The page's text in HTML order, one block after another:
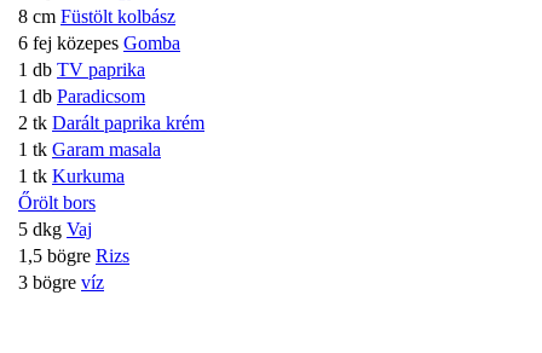
8 cm Füstölt kolbász
6 fej közepes Gomba
1 db TV paprika
1 db Paradicsom
2 tk Darált paprika krém
1 tk Garam masala
1 tk Kurkuma
Őrölt bors
5 dkg Vaj
1,5 bögre Rizs
3 bögre víz